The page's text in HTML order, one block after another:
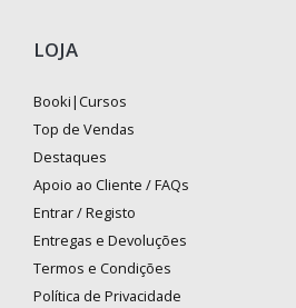
LOJA
Booki|Cursos
Top de Vendas
Destaques
Apoio ao Cliente / FAQs
Entrar / Registo
Entregas e Devoluções
Termos e Condições
Política de Privacidade